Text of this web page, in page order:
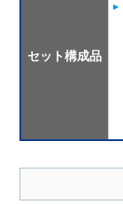
セット構成品